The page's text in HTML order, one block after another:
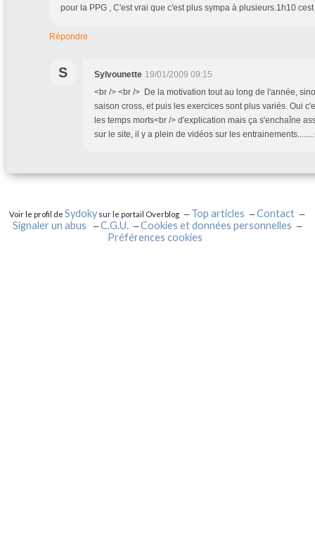
pour la PPG , C'est vrai que c'est plus sympa à plusieurs.1h10
Répondre
S Sylvounette 19/01/2009 09:15
<br /> <br /> De la motivation tout au long de l'année,
saison cross, et puis les exercices sont plus variés. Oui
les temps morts<br /> d'explication mais ça s'enchaîne
sur le site, il y a plein de vidéos sur les
Voir le profil deSydokysur le portail Overblog Top articles
Contact
Signaler un abus
C.G.U.
Cookies et données personnelles
Préférences cookies